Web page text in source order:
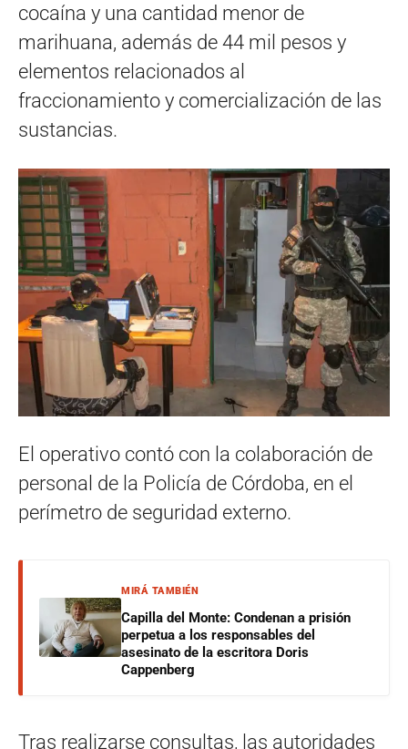
cocaína y una cantidad menor de
marihuana, además de 44 mil pesos y
elementos relacionados al
fraccionamiento y comercialización de las
sustancias.
El operativo contó con la colaboración de
personal de la Policía de Córdoba, en el
perímetro de seguridad externo.
MIRÁ TAMBIÉN
Capilla del Monte: Condenan a prisión
perpetua a los responsables del
asesinato de la escritora Doris
Cappenberg
Tras realizarse consultas, las autoridades